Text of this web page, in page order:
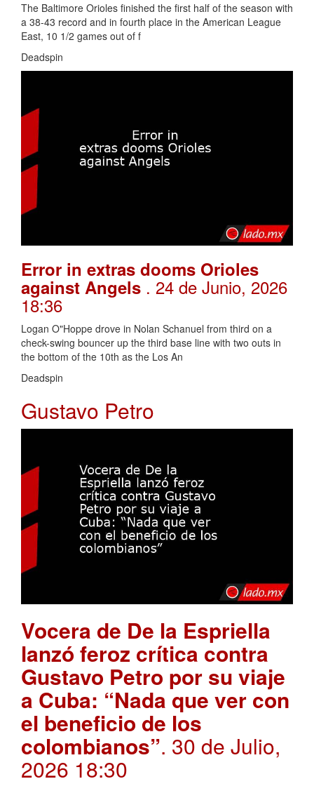
The Baltimore Orioles finished the first half of the season with
a 38-43 record and in fourth place in the American League
East, 10 1/2 games out of f
Deadspin
Error in extras dooms Orioles
against Angels . 24 de Junio, 2026
18:36
Logan O"Hoppe drove in Nolan Schanuel from third on a
check-swing bouncer up the third base line with two outs in
the bottom of the 10th as the Los An
Deadspin
Gustavo Petro
Vocera de De la Espriella
lanzó feroz crítica contra
Gustavo Petro por su viaje
a Cuba: “Nada que ver con
el beneficio de los
colombianos”. 30 de Julio,
2026 18:30